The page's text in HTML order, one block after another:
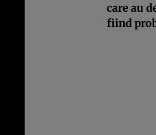
care au
fiind